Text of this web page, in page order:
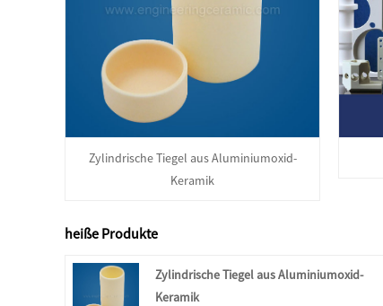
Zylindrische Tiegel aus Aluminiumoxid-
Keramik
heiße Produkte
Zylindrische Tiegel aus Aluminiumoxid-
Keramik